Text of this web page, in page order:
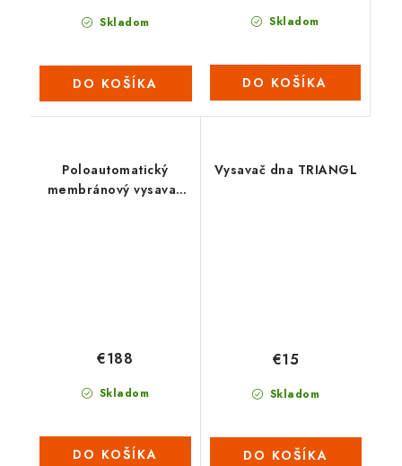
Skladom
DO KOŠÍKA
Skladom
DO KOŠÍKA
Poloautomatický
membránový vysavač
Skladom
€188
DO KOŠÍKA
Vysavač dna TRIANGL
Skladom
€15
DO KOŠÍKA